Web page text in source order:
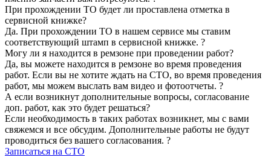
При прохождении ТО будет ли проставлена отметка в
сервисной книжке?
Да. При прохождении ТО в нашем сервисе мы ставим
соответствующий штамп в сервисной книжке. ?
Могу ли я находится в ремзоне при проведении работ?
Да, вы можете находится в ремзоне во время проведения
работ. Если вы не хотите ждать на СТО, во время проведения
работ, мы можем выслать вам видео и фотоотчеты. ?
А если возникнут дополнительные вопросы, согласование
доп. работ, как это будет решаться?
Если необходимость в таких работах возникнет, мы с вами
свяжемся и все обсудим. Дополнительные работы не будут
проводиться без вашего согласования. ?
Записаться на СТО